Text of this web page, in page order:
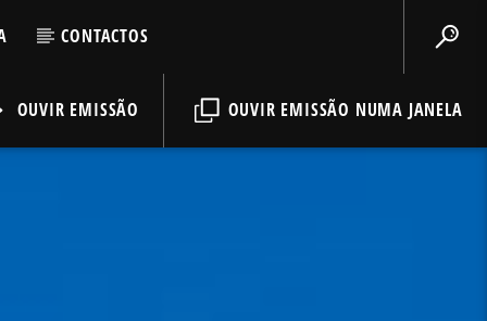
CONTACTOS
OUVIR EMISSÃO NUMA JANELA
OUVIR EMISSÃO